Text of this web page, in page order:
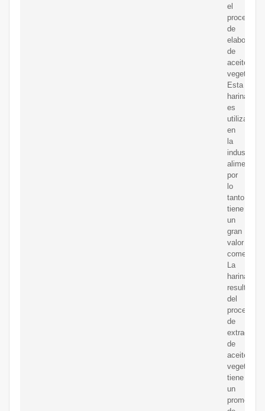
el
proceso
de
de
aceite
vegetal.
Esta
harina
es
utilizada
en
la
industria
por
lo
tanto,
tiene
un
gran
valor
comercial.
La
harina
resultante
del
proceso
de
extracción
de
aceite
vegetal
tiene
un
promedio